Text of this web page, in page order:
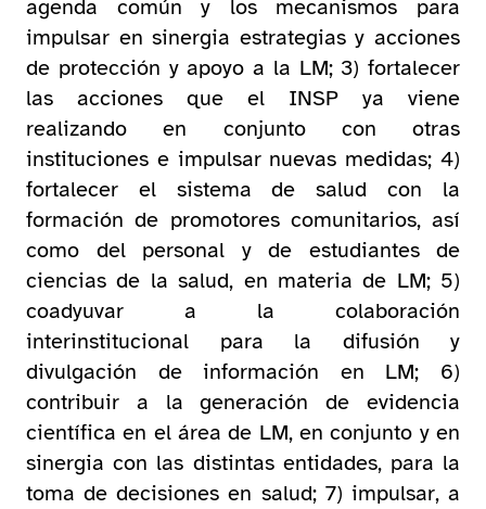
agenda común y los mecanismos para
impulsar en sinergia estrategias y acciones
de protección y apoyo a la LM; 3) fortalecer
las acciones que el INSP ya viene
realizando en conjunto con otras
instituciones e impulsar nuevas medidas; 4)
fortalecer el sistema de salud con la
formación de promotores comunitarios, así
como del personal y de estudiantes de
ciencias de la salud, en materia de LM; 5)
coadyuvar a la colaboración
interinstitucional para la difusión y
divulgación de información en LM; 6)
contribuir a la generación de evidencia
científica en el área de LM, en conjunto y en
sinergia con las distintas entidades, para la
toma de decisiones en salud; 7) impulsar, a